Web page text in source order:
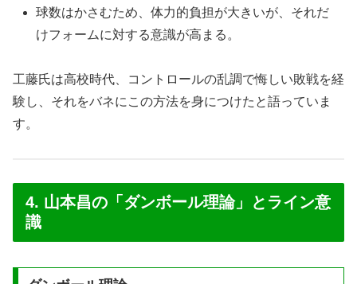
球数はかさむため、体力的負担が大きいが、それだ
けフォームに対する意識が高まる。
工藤氏は高校時代、コントロールの乱調で悔しい敗戦を経
験し、それをバネにこの方法を身につけたと語っていま
す。
4. 山本昌の「ダンボール理論」とライン意
識